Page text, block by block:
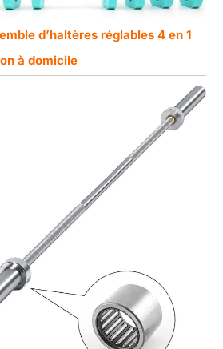
d’haltères réglables 4 en 1
à domicile